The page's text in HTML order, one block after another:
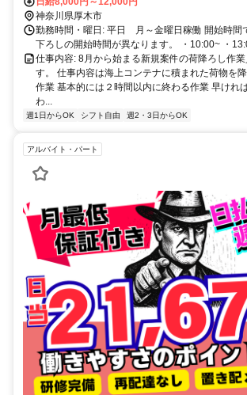
神奈川県厚木市
勤務時間・曜日: 平日 月～金曜日稼働 開始時間
下ろしの開始時間が異なります。 ・10:00~ ・
仕事内容: 8月から始まる新規案件の荷降ろし作
す。 仕事内容は海上コンテナに積まれた荷物を
作業 基本的には２時間以内に終わる作業 早けれ
わ...
週1日からOK シフト自由 週2・3日からOK
アルバイト・パート